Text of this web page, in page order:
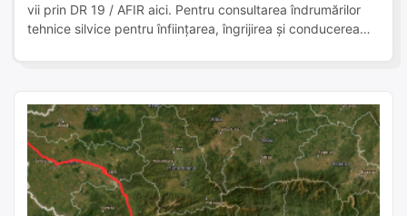
vii prin DR 19 / AFIR aici. Pentru consultarea îndrumărilor
tehnice silvice pentru înfiinţarea, îngrijirea şi conducerea
636/2002. De văzut este și […]